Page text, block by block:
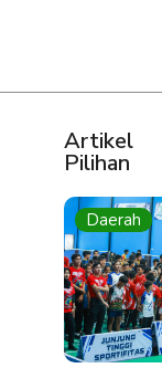
Artikel
Pilihan
Daerah